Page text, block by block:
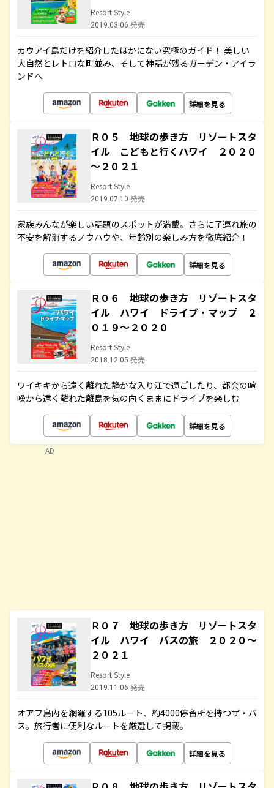
Resort Style
2019.03.06 発売
カウアイ島だけを紹介したほかにない究極のガイド！ 美しい
大自然とレトロな町並み、そして神話が残るガーデン・アイラ
ンドへ
詳細を見る
Ｒ０５ 地球の歩き方 リゾートスタ
イル こどもと行くハワイ ２０２０
～２０２１
Resort Style
2019.07.10 発売
家族みんなが楽しい話題のスポットが満載。さらに子連れ旅の
不安を解消するノウハウや、年齢別の楽しみ方を徹底紹介！
詳細を見る
Ｒ０６ 地球の歩き方 リゾートスタ
イル ハワイ ドライブ・マップ ２
０１９～２０２０
Resort Style
2018.12.05 発売
ワイキキから遠く離れた静かな入り江で過ごしたり、都会の喧
噪から遠く離れた離島を気の向くままにドライブを楽しむ
詳細を見る
Ｒ０７ 地球の歩き方 リゾートスタ
イル ハワイ バスの旅 ２０２０～
２０２１
Resort Style
2019.11.06 発売
オアフ島内を網羅する105ルート、約4000停留所を持つザ・バ
ス。旅行者に便利なルートを厳選して掲載。
詳細を見る
AD